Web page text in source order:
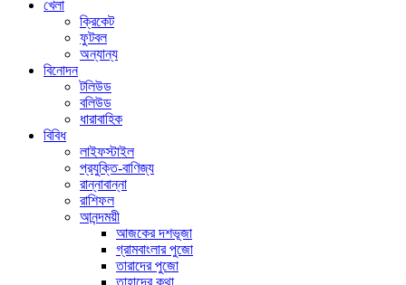
খেলা
ক্রিকেট
ফুটবল
অন্যান্য
বিনোদন
টলিউড
বলিউড
ধারাবাহিক
বিবিধ
লাইফস্টাইল
প্রযুক্তি-বাণিজ্য
রান্নাবান্না
রাশিফল
আনন্দময়ী
আজকের দশভূজা
গ্রামবাংলার পুজো
তারাদের পুজো
তাহাদের কথা